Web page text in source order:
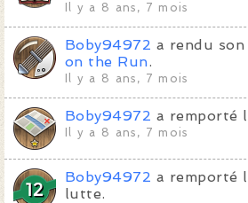
Il y a 8 ans, 7 mois
Boby94972 a rendu
on the Run.
Il y a 8 ans, 7 mois
Boby94972 a remporté
Il y a 8 ans, 7 mois
Boby94972 a remporté
lutte.